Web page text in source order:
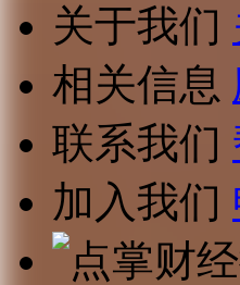
关于我们
相关信息
联系我们
加入我们